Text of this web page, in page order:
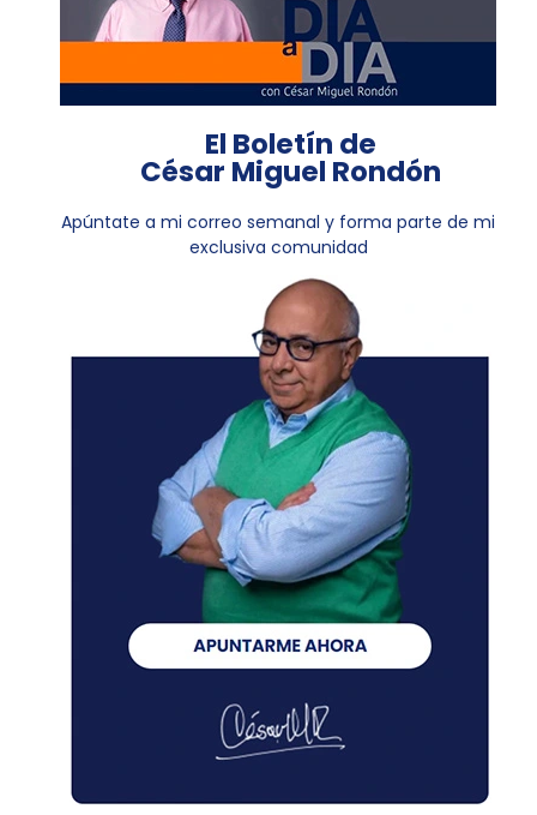
El Boletín de
César Miguel Rondón
Apúntate a mi correo semanal y forma parte de mi
exclusiva comunidad